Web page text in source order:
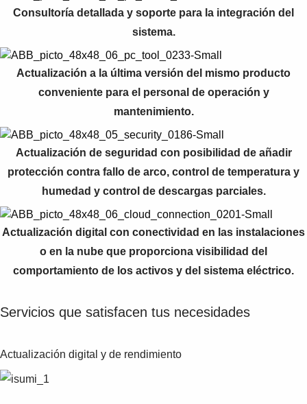
Consultoría detallada y soporte para la integración del
sistema.
Actualización a la última versión del mismo producto
conveniente para el personal de operación y
mantenimiento.
Actualización de seguridad con posibilidad de añadir
protección contra fallo de arco, control de temperatura y
humedad y control de descargas parciales.
Actualización digital con conectividad en las instalaciones
o en la nube que proporciona visibilidad del
comportamiento de los activos y del sistema eléctrico.
Servicios que satisfacen tus necesidades
Actualización digital y de rendimiento